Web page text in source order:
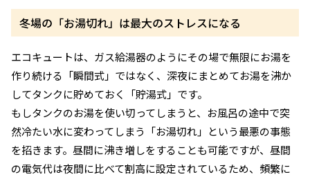
冬場の「お湯切れ」は最大のストレスになる
エコキュートは、ガス給湯器のようにその場で無限にお湯を
作り続ける「瞬間式」ではなく、深夜にまとめてお湯を沸か
してタンクに貯めておく「貯湯式」です。
もしタンクのお湯を使い切ってしまうと、お風呂の途中で突
然冷たい水に変わってしまう「お湯切れ」という最悪の事態
を招きます。昼間に沸き増しをすることも可能ですが、昼間
の電気代は夜間に比べて割高に設定されているため、頻繁に